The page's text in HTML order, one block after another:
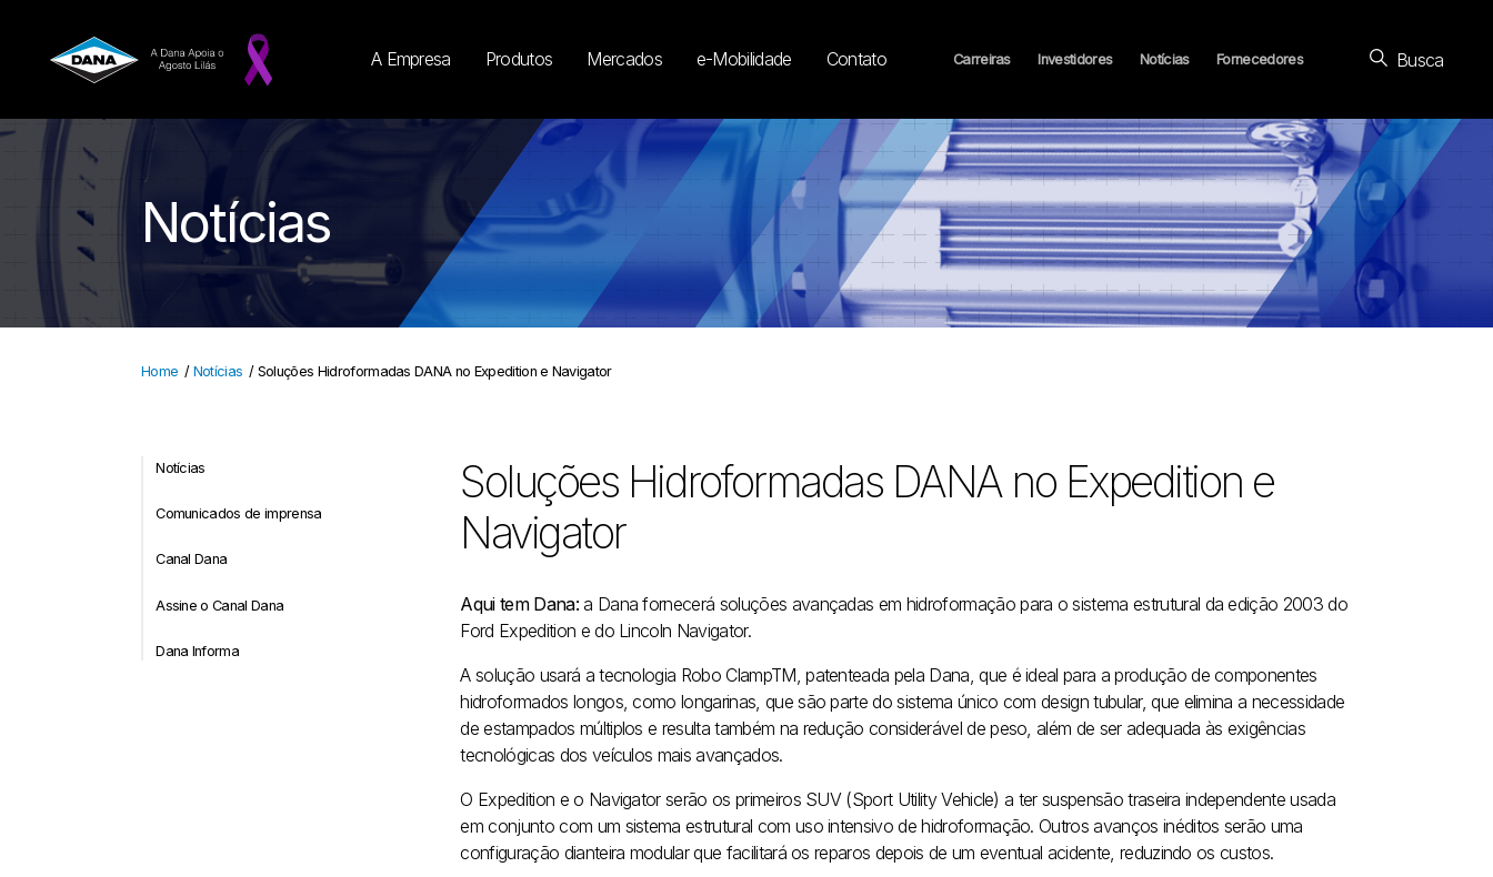
A Empresa Produtos Mercados e-Mobilidade Contato Carreiras Investidores Notícias Fornecedores Busca
Notícias
Home / Notícias / Soluções Hidroformadas DANA no Expedition e Navigator
Notícias
Comunicados de imprensa
Canal Dana
Assine o Canal Dana
Dana Informa
Soluções Hidroformadas DANA no Expedition e
Navigator
Aqui tem Dana:a Dana fornecerá soluções avançadas em hidroformação para o sistema estrutural da edição 2003 do
Ford Expedition e doLincoln Navigator.
A solução usará a tecnologia Robo ClampTM, patenteada pela Dana, que é ideal para a produção de componentes
hidroformados longos, como longarinas, que são parte do sistema único com design tubular, que elimina a necessidade
de estampados múltiplos e resulta também na redução considerável de peso, além de ser adequada às exigências
tecnológicas dos veículos mais avançados.
O Expedition e o Navigator serão os primeiros SUV (Sport Utility Vehicle) a ter suspensão traseira independente usada
em conjunto com um sistema estrutural com uso intensivo de hidroformação. Outros avanços inéditos serão uma
configuração dianteira modular que facilitará os reparos depois de um eventual acidente, reduzindo os custos.